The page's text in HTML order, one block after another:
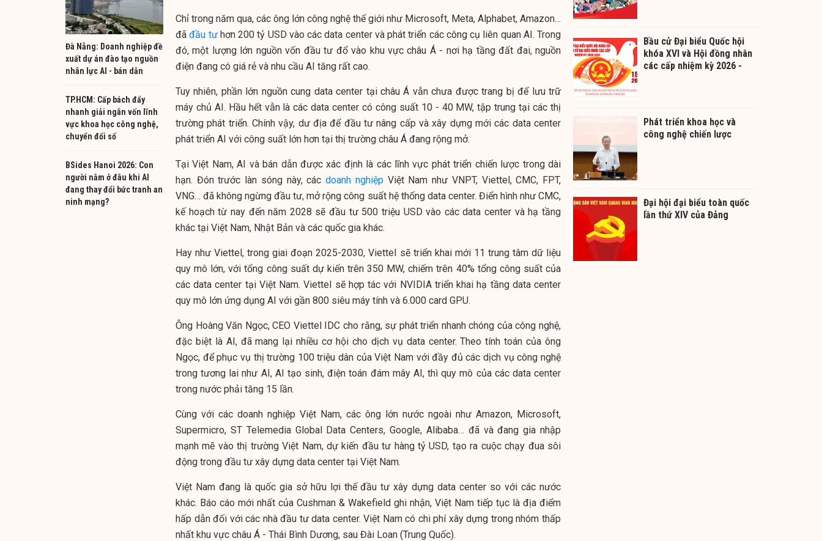
Đà Nẵng: Doanh nghiệp đề
xuất dự án đào tạo nguồn
nhân lực AI - bán dẫn
TP.HCM: Cấp bách đẩy
nhanh giải ngân vốn lĩnh
vực khoa học công nghệ,
chuyển đổi số
BSides Hanoi 2026: Con
người nằm ở đâu khi AI
đang thay đổi bức tranh an
ninh mạng?
Chỉ trong năm qua, các ông lớn công nghệ thế giới như Microsoft, Meta, Alphabet, Amazon…
đãđầu tưhơn 200 tỷ USD vào các data center và phát triển các công cụ liên quan AI. Trong
đó, một lượng lớn nguồn vốn đầu tư đổ vào khu vực châu Á - nơi hạ tầng đất đai, nguồn
điện đang có giá rẻ và nhu cầu AI tăng rất cao.
Tuy nhiên, phần lớn nguồn cung data center tại châu Á vẫn chưa được trang bị để lưu trữ
máy chủ AI. Hầu hết vẫn là các data center có công suất 10 - 40 MW, tập trung tại các thị
trường phát triển. Chính vậy, dư địa để đầu tư nâng cấp và xây dựng mới các data center
phát triển AI với công suất lớn hơn tại thị trường châu Á đang rộng mở.
Tại Việt Nam, AI và bán dẫn được xác định là các lĩnh vực phát triển chiến lược trong dài
hạn. Đón trước làn sóng này, cácdoanh nghiệpViệt Nam như VNPT, Viettel, CMC, FPT,
VNG… đã không ngừng đầu tư, mở rộng công suất hệ thống data center. Điển hình như CMC,
kế hoạch từ nay đến năm 2028 sẽ đầu tư 500 triệu USD vào các data center và hạ tầng
khác tại Việt Nam, Nhật Bản và các quốc gia khác.
Hay như Viettel, trong giai đoạn 2025-2030, Viettel sẽ triển khai mới 11 trung tâm dữ liệu
quy mô lớn, với tổng công suất dự kiến trên 350 MW, chiếm trên 40% tổng công suất của
các data center tại Việt Nam. Viettel sẽ hợp tác với NVIDIA triển khai hạ tầng data center
quy mô lớn ứng dụng AI với gần 800 siêu máy tính và 6.000 card GPU.
Ông Hoàng Văn Ngọc, CEO Viettel IDC cho rằng, sự phát triển nhanh chóng của công nghệ,
đặc biệt là AI, đã mang lại nhiều cơ hội cho dịch vụ data center. Theo tính toán của ông
Ngọc, để phục vụ thị trường 100 triệu dân của Việt Nam với đầy đủ các dịch vụ công nghệ
trong tương lai như AI, AI tạo sinh, điện toán đám mây AI, thì quy mô của các data center
trong nước phải tăng 15 lần.
Cùng với các doanh nghiệp Việt Nam, các ông lớn nước ngoài như Amazon, Microsoft,
Supermicro, ST Telemedia Global Data Centers, Google, Alibaba… đã và đang gia nhập
mạnh mẽ vào thị trường Việt Nam, dự kiến đầu tư hàng tỷ USD, tạo ra cuộc chạy đua sôi
động trong đầu tư xây dựng data center tại Việt Nam.
Việt Nam đang là quốc gia sở hữu lợi thế đầu tư xây dựng data center so với các nước
khác. Báo cáo mới nhất của Cushman & Wakefield ghi nhận, Việt Nam tiếp tục là địa điểm
hấp dẫn đối với các nhà đầu tư data center. Việt Nam có chi phí xây dựng trong nhóm thấp
nhất khu vực châu Á - Thái Bình Dương, sau Đài Loan (Trung Quốc).
Bầu cử Đại biểu Quốc hội
khóa XVI và Hội đồng nhân
các cấp nhiệm kỳ 2026 -
Phát triển khoa học và
công nghệ chiến lược
Đại hội đại biểu toàn quốc
lần thứ XIV của Đảng